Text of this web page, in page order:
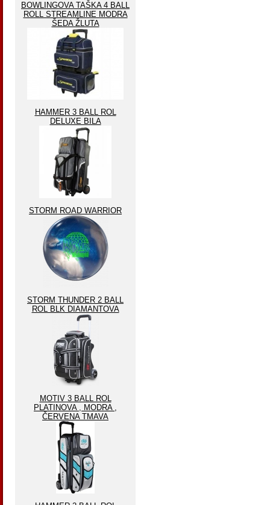
BOWLINGOVA TAŠKA 4 BALL
ROLL STREAMLINE MODRA
ŠEDA ŽLUTA
HAMMER 3 BALL ROL
DELUXE BILA
STORM ROAD WARRIOR
STORM THUNDER 2 BALL
ROL BLK DIAMANTOVA
MOTIV 3 BALL ROL
PLATINOVA , MODRA ,
ČERVENA TMAVA